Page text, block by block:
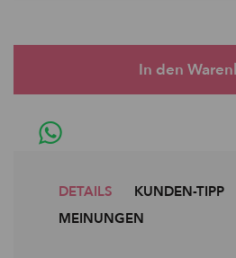
DETAILS
KUNDEN-TIPP
MEINUNGEN